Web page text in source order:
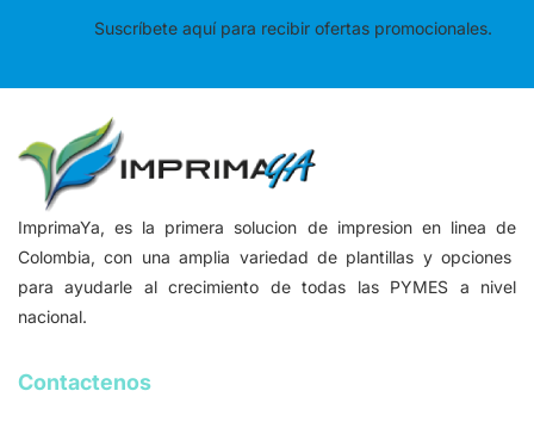
Suscríbete aquí para recibir ofertas promocionales.
ImprimaYa, es la primera solucion de impresion en linea de
Colombia, con una amplia variedad de plantillas y opciones
para ayudarle al crecimiento de todas las PYMES a nivel
nacional.
Contactenos